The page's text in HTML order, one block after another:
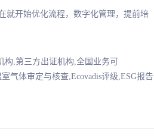
就开始优化流程，数字化管理，提前培
,第三方出证机构,全国业务可
室气体审定与核查,Ecovadis评级,ESG报告